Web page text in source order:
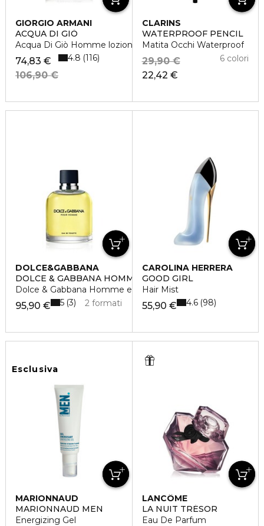
GIORGIO ARMANI
ACQUA DI GIÒ
Acqua Di Giò Homme lozione dopobarba
74,83 €
106,90 €
4.8 116
CLARINS
WATERPROOF PENCIL
Matita Occhi Waterproof
22,42 €
29,90 € 6 colori
DOLCE&GABBANA
DOLCE & GABBANA HOMME
Dolce & Gabbana Homme eau de toilette vaporisateur
95,90 € 2 formati
5 3
CAROLINA HERRERA
GOOD GIRL
Hair Mist
55,90 € 4.6 98
Esclusiva
MARIONNAUD
MARIONNAUD MEN
Energizing Gel
LANCÔME
LA NUIT TRÉSOR
Eau De Parfum